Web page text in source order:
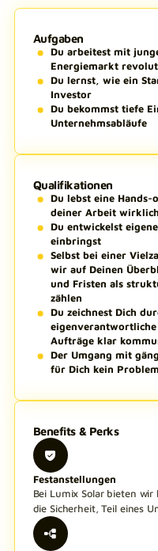
Aufgaben
Du arbeitest mit
Energiemarkt
Du lernst, wie ein
Investor
Du bekommst tiefe
Unternehmsabläufe
Qualifikationen
Du lebst eine
deiner Arbeit
Du entwickelst
einbringst
Selbst bei einer
wir auf Deinen
und Fristen als
zählen
Du zeichnest Dich
Aufträge klar
Der Umgang mit
für Dich kein Problem
Benefits & Perks
Festanstellungen
Bei Lumix Solar bieten
die Sicherheit, Teil eines